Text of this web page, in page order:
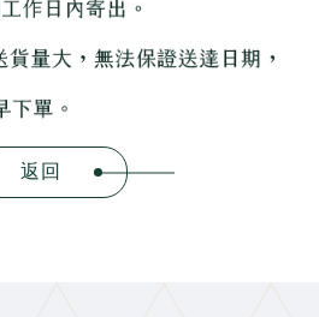
返回